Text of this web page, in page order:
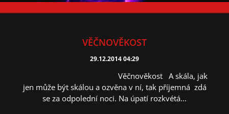
VĚČNOVĚKOST
29.12.2014 04:29
Věčnověkost A skála, jak
jen může být skálou a ozvěna v ní, tak příjemná zdá
se za odpolední noci. Na úpatí rozkvétá...